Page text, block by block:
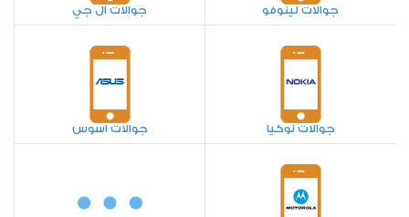
جوالات لينوفو جوالات ال جي
جوالات نوكيا جوالات اسوس